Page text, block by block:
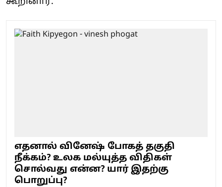
எதனால் வினேஷ் போகத் தகுதி
நீக்கம்? உலக மல்யுத்த விதிகள்
சொல்வது என்ன? யார் இதற்கு
பொறுப்பு?